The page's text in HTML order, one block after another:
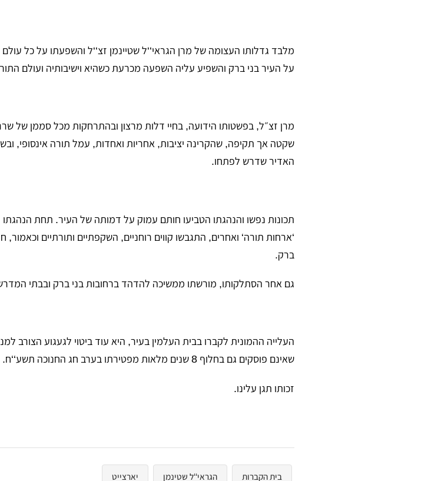
מלבד גדלותו העצומה של מרן הגראי‘‘ל שטיינמן זצ‘‘ל והשפעתו על כל
על העיר בני ברק והשפיע עליה השפעה מכרעת כשהיא וישיבותיה ועולם
מרן זצ״ל, בפשטותו הידועה, בחיי דלות מרצון ובהתרחקות מכל סממן של
שקטה אך תקיפה, שהקרינה יציבות, אחריות ואחדות, עמל תורה אינסופי,
האדיר שדרש לפתחו.
תכונות נפשו והנהגתו הטביעו חותם עמוק על דמותה של העיר. תחת הנהגתו
‘ארחות תורה‘ ואחרים, התגבשו קווים רוחניים, השקפתיים ותורתיים
ברק.
גם אחר הסתלקותו, מורשתו ממשיכה להדהד ברחובות בני ברק ובבתי
העלייה ההמונית לקברו בבית העלמין בעיר, היא עוד ביטוי לגעגוע הצורב
שאינם פוסקים גם בחלוף 8 שנים מלאות מפטירתו בערב חג החנוכה תשע‘‘ח
.
זכותו תגן עלינו.
בית הקברות הגראי‘‘ל שטינמן יארצייט